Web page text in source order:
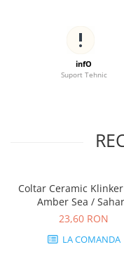
infO
Suport Tehnic
Coltar Ceramic Klinker
Amber Sea /
115/240 x 71 x
23,60 RON
LA COMANDA